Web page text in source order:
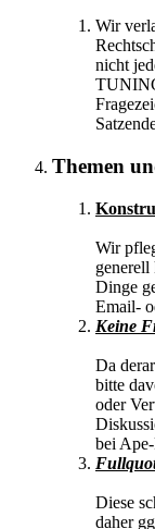
Wir
nicht
Themen
Wir
Dinge
Email-
Keine
Da
bitte
oder
bei
Diese
daher